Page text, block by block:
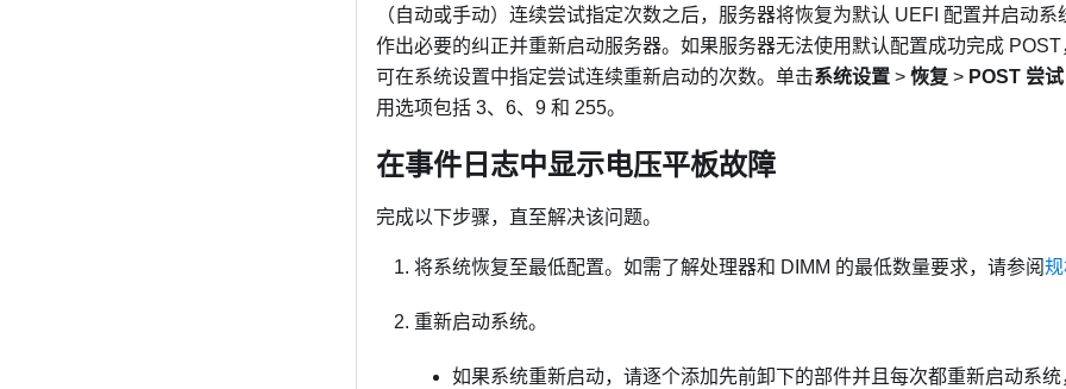
（自动或手动）连续尝试指定次数之后，服务器将恢复为默认 UEFI 配置并启动
作出必要的纠正并重新启动服务器。如果服务器无法使用默认配置成功完成 POST
可在系统设置中指定尝试连续重新启动的次数。单击系统设置 > 恢复 > POST 尝试
用选项包括 3、6、9 和 255。
在事件日志中显示电压平板故障
完成以下步骤，直至解决该问题。
将系统恢复至最低配置。如需了解处理器和 DIMM 的最低数量要求，请参阅
重新启动系统。
如果系统重新启动，请逐个添加先前卸下的部件并且每次都重新启动系